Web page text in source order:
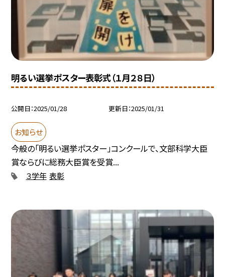
明るい選挙ポスター表彰式（１月２８日）
公開日 2025/01/28 更新日 2025/01/31
お知らせ
今般の「明るい選挙ポスター」コンクールで、文部科学大臣
賞ならびに総務大臣賞を受賞...
３学年 表彰